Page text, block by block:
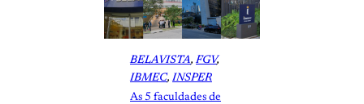
BELAVISTA, FGV
IBMEC, INSPER
As 5 faculdades de